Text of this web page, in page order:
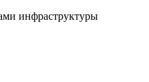
инфраструктуры